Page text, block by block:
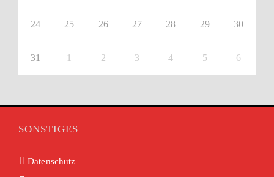
24 25 26 27 28 29 30
31 1 2 3 4 5 6
SONSTIGES
Datenschutz